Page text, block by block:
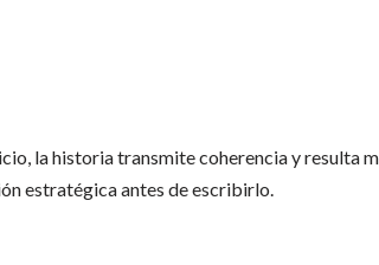
la historia transmite coherencia y resulta
estratégica antes de escribirlo.